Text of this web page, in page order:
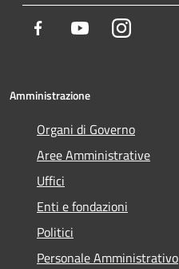
Facebook YoutubeInstagram
Amministrazione
Organi di Governo
Aree Amministrative
Uffici
Enti e fondazioni
Politici
Personale Amministrativo